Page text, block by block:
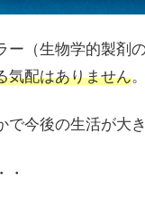
ー（生物学的製剤
気配はありません。
で今後の生活が大
・